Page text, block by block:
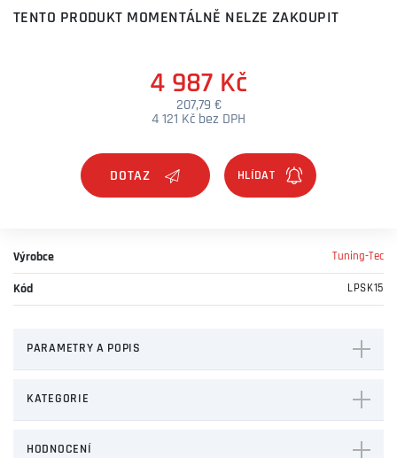
TENTO PRODUKT MOMENTÁLNĚ NELZE ZAKOUPIT
4 987 Kč
207,79 €
4 121 Kč bez DPH
DOTAZ
Výrobce Tuning-Tec
Kód LPSK15
PARAMETRY A POPIS
KATEGORIE
HODNOCENÍ